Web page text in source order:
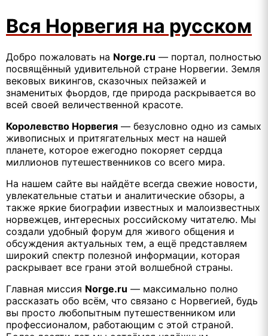
Вся Норвегия на русском
Добро пожаловать на Norge.ru — портал, полностью
посвящённый удивительной стране Норвегии. Земля
вековых викингов, сказочных пейзажей и
знаменитых фьордов, где природа раскрывается во
всей своей величественной красоте.
Королевство Норвегия — безусловно одно из самых
живописных и притягательных мест на нашей
планете, которое ежегодно покоряет сердца
миллионов путешественников со всего мира.
На нашем сайте вы найдёте всегда свежие новости,
увлекательные статьи и аналитические обзоры, а
также яркие биографии известных и малоизвестных
норвежцев, интересных российскому читателю. Мы
создали удобный форум для живого общения и
обсуждения актуальных тем, а ещё представляем
широкий спектр полезной информации, которая
раскрывает все грани этой волшебной страны.
Главная миссия Norge.ru — максимально полно
рассказать обо всём, что связано с Норвегией, будь
вы просто любопытным путешественником или
профессионалом, работающим с этой страной.